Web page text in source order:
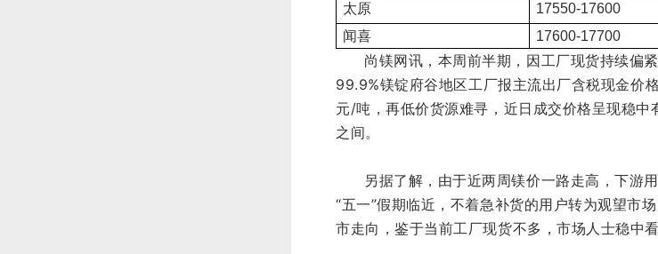
太原 17550-17600
闻喜 17600-17700
尚镁网讯，本周前半期，因工厂现货持续偏
99.9%镁锭府谷地区工厂报主流出厂含税现金价
元/吨，再低价货源难寻，近日成交价格呈现稳
之间。
另据了解，由于近两周镁价一路走高，下游
“五一”假期临近，不着急补货的用户转为观望市
市走向，鉴于当前工厂现货不多，市场人士稳中看